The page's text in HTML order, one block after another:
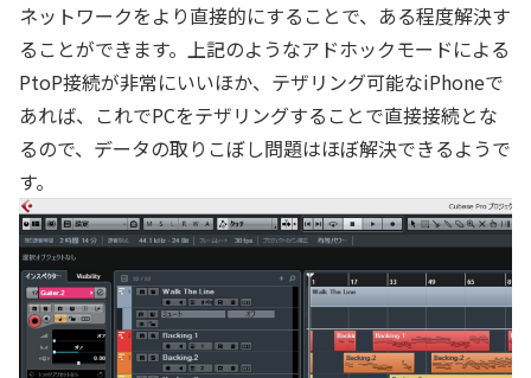
ネットワークをより直接的にすることで、ある程度解決す
ることができます。上記のようなアドホックモードによる
PtoP接続が非常にいいほか、テザリング可能なiPhoneで
あれば、これでPCをテザリングすることで直接接続とな
るので、データの取りこぼし問題はほぼ解決できるようで
す。